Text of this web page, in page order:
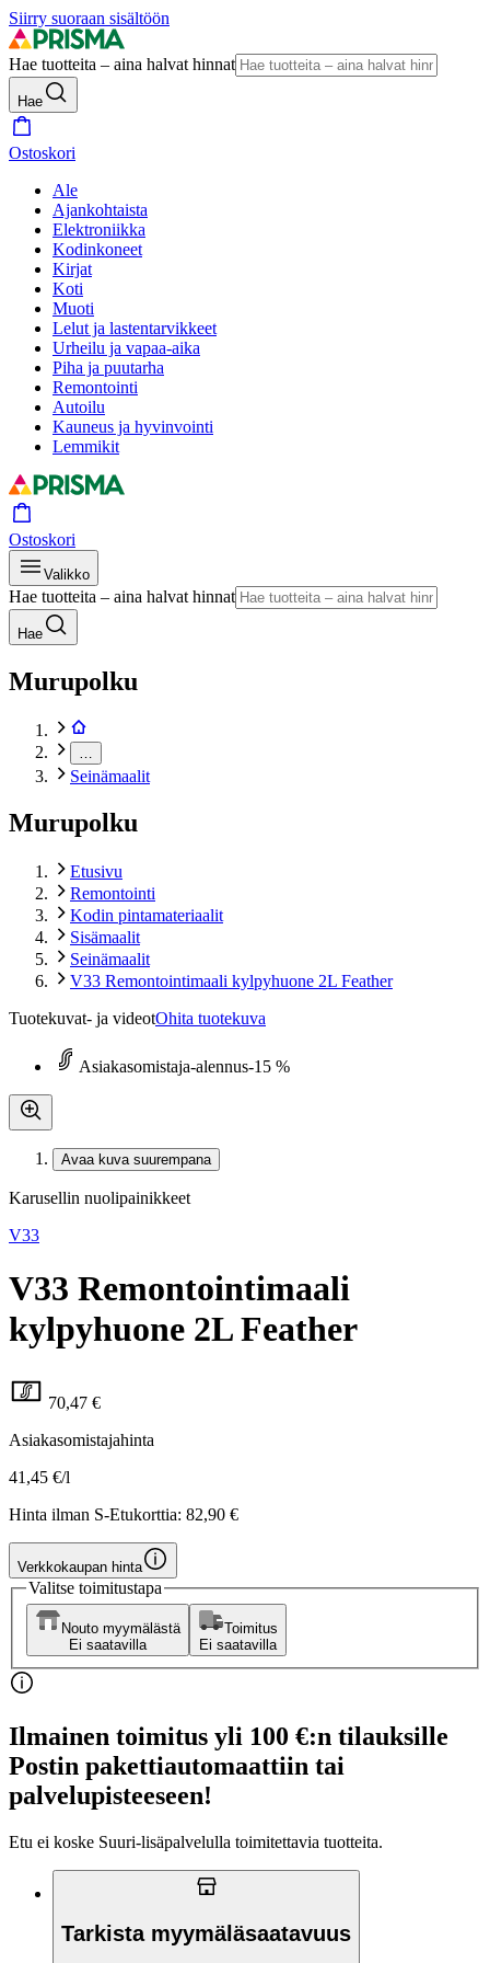
Siirry suoraan sisältöön
Hae tuotteita – aina halvat hinnat
Hae
Ostoskori
Ale
Ajankohtaista
Elektroniikka
Kodinkoneet
Kirjat
Koti
Muoti
Lelut ja lastentarvikkeet
Urheilu ja vapaa-aika
Piha ja puutarha
Remontointi
Autoilu
Kauneus ja hyvinvointi
Lemmikit
Ostoskori
Valikko
Hae tuotteita – aina halvat hinnat
Hae
Murupolku
Seinämaalit
Murupolku
Etusivu
Remontointi
Kodin pintamateriaalit
Sisämaalit
Seinämaalit
V33 Remontointimaali kylpyhuone 2L Feather
Tuotekuvat- ja videotOhita tuotekuva
Asiakasomistaja-alennus-15 %
Avaa kuva suurempana
Karusellin nuolipainikkeet
V33
V33 Remontointimaali
kylpyhuone 2L Feather
70,47 €
Asiakasomistajahinta
41,45 €/l
Hinta ilman S-Etukorttia: 82,90 €
Verkkokaupan hinta
Valitse toimitustapa
Nouto myymälästä
Ei saatavilla
Toimitus
Ei saatavilla
Ilmainen toimitus yli 100 €:n tilauksille
Postin pakettiautomaattiin tai
palvelupisteeseen!
Etu ei koske Suuri‑lisäpalvelulla toimitettavia tuotteita.
Tarkista myymäläsaatavuus